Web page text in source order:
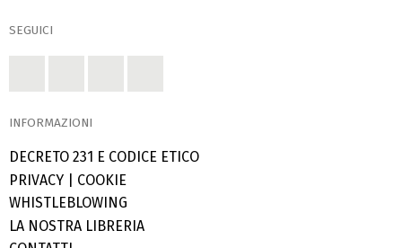
SEGUICI
INFORMAZIONI
DECRETO 231 E CODICE ETICO
PRIVACY
COOKIE
WHISTLEBLOWING
LA NOSTRA LIBRERIA